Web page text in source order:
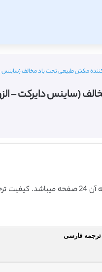
تحت باد مخالف (ساینس دایرکت – الزویر 2016)
الزویر 2016) (ترجمه ویژه –
ترجمه فارسی